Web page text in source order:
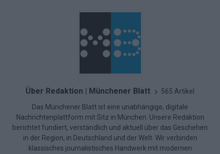
Über Redaktion | Münchener Blatt 565 Artikel
Das Münchener Blatt ist eine unabhängige, digitale
Nachrichtenplattform mit Sitz in München. Unsere Redaktion
berichtet fundiert, verständlich und aktuell über das Geschehen
in der Region, in Deutschland und der Welt. Wir verbinden
klassisches journalistisches Handwerk mit modernen